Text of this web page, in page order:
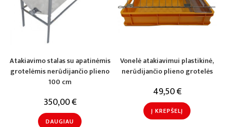
Atakiavimo stalas su apatinėmis
grotelėmis nerūdijančio plieno
100 cm
350,00€
DAUGIAU
Vonelė atakiavimui plastikinė,
nerūdijančio plieno grotelės
49,50€
Į KREPŠELĮ